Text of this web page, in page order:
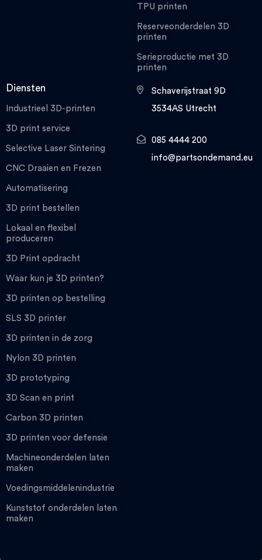
TPU printen
Reserveonderdelen 3D
printen
Serieproductie met 3D
printen
Diensten
Industrieel 3D-printen
3D print service
Selective Laser Sintering
CNC Draaien en Frezen
Automatisering
3D print bestellen
Lokaal en flexibel
produceren
3D Print opdracht
Waar kun je 3D printen?
3D printen op bestelling
SLS 3D printer
3D printen in de zorg
Nylon 3D printen
3D prototyping
3D Scan en print
Carbon 3D printen
3D printen voor defensie
Machineonderdelen laten
maken
Voedingsmiddelenindustrie
Kunststof onderdelen laten
maken
Schaverijstraat 9D
3534AS Utrecht
085 4444 200
info@partsondemand.eu